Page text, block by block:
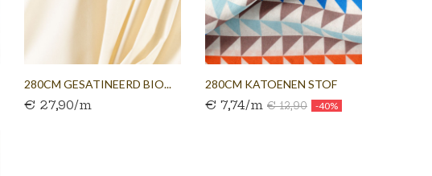
280CM GESATINEERD BIO...
€ 27,90/m
280CM KATOENEN STOF
WIT...
€ 7,74/m € 12,90 -40%